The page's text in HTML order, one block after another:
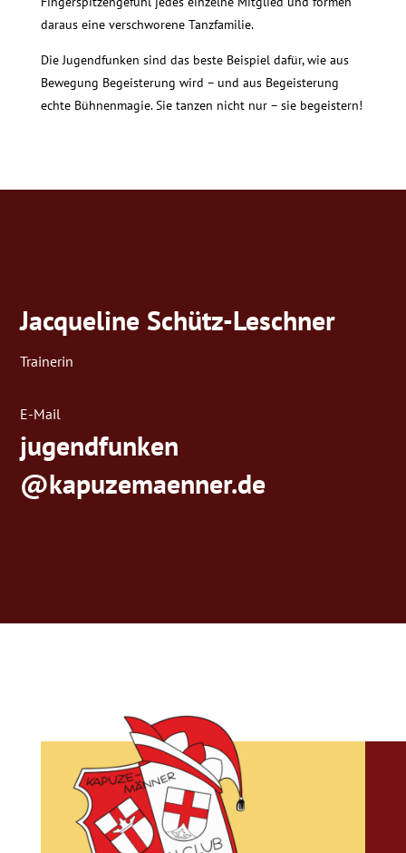
daraus eine verschworene Tanzfamilie.
Die Jugendfunken sind das beste Beispiel dafür, wie aus
Bewegung Begeisterung wird – und aus Begeisterung
echte Bühnenmagie. Sie tanzen nicht nur – sie begeistern!
Jacqueline Schütz-Leschner
Trainerin
E-Mail
jugendfunken
@kapuzemaenner.de